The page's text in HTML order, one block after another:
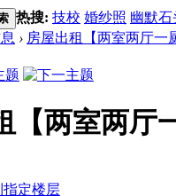
热搜: 技校 婚纱照 幽默石
› 房屋出租【两室两厅一
【两室两厅